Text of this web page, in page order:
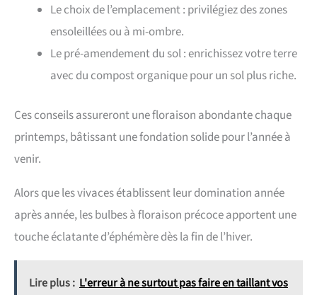
Le choix de l’emplacement : privilégiez des zones
ensoleillées ou à mi-ombre.
Le pré-amendement du sol : enrichissez votre terre
avec du compost organique pour un sol plus riche.
Ces conseils assureront une floraison abondante chaque
printemps, bâtissant une fondation solide pour l’année à
venir.
Alors que les vivaces établissent leur domination année
après année, les bulbes à floraison précoce apportent une
touche éclatante d’éphémère dès la fin de l’hiver.
Lire plus : L'erreur à ne surtout pas faire en taillant vos